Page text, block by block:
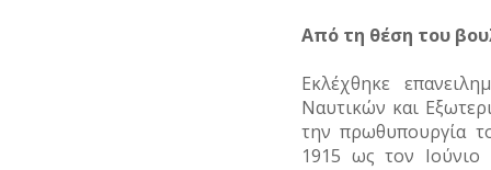
Από τη θέση του
Εκλέχθηκε
Ναυτικών και
την πρωθυπουργία
1915 ως τον